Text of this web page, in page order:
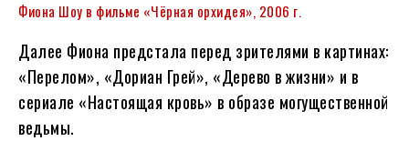
Фиона Шоу в фильме «Чёрная орхидея», 2006 г.
Далее Фиона предстала перед зрителями в картинах:
«Перелом», «Дориан Грей», «Дерево в жизни» и в
сериале «Настоящая кровь» в образе могущественной
ведьмы.